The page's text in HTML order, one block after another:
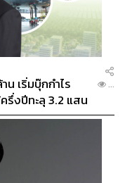
น เริ่มบุ๊กกำไร
รึ่งปีทะลุ 3.2 แสน
...